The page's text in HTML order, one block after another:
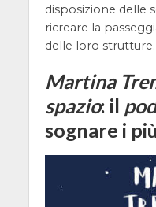
disposizione delle
ricreare la
delle loro strutture.
Martina
spazio: il
sognare i